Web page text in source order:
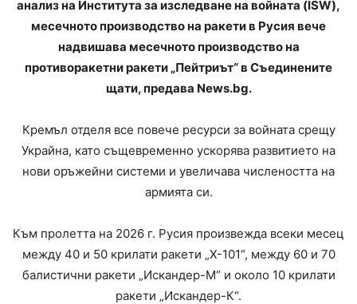
анализ на Института за изследване на войната (ISW),
месечното производство на ракети в Русия вече
надвишава месечното производство на
противоракетни ракети „Пейтриът“ в Съединените
щати, предава News.bg.
Кремъл отделя все повече ресурси за войната срещу
Украйна, като същевременно ускорява развитието на
нови оръжейни системи и увеличава числеността на
армията си.
Към пролетта на 2026 г. Русия произвежда всеки месец
между 40 и 50 крилати ракети „Х-101“, между 60 и 70
балистични ракети „Искандер-М“ и около 10 крилати
ракети „Искандер-К“.